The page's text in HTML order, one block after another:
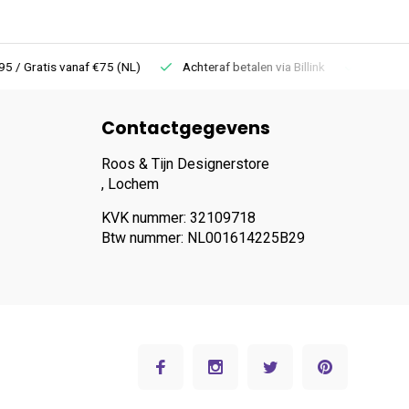
vanaf €75 (NL) Achteraf betalen via Billink
Contactgegevens
Roos & Tijn Designerstore
, Lochem
KVK nummer: 32109718
Btw nummer: NL001614225B29